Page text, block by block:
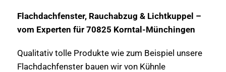
Flachdachfenster, Rauchabzug & Lichtkuppel –
vom Experten für 70825 Korntal-Münchingen
Qualitativ tolle Produkte wie zum Beispiel unsere
Flachdachfenster bauen wir von Kühnle